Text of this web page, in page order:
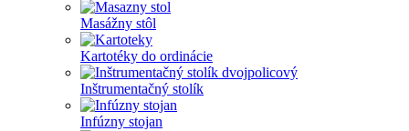
Masážny stôl
Kartotéky do ordinácie
Inštrumentačný stolík
Infúzny stojan